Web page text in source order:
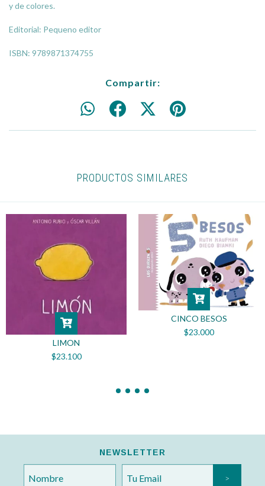
y de colores.
Editorial: Pequeno editor
ISBN: 9789871374755
Compartir:
PRODUCTOS SIMILARES
LIMON
$23.100
CINCO BESOS
$23.000
NEWSLETTER